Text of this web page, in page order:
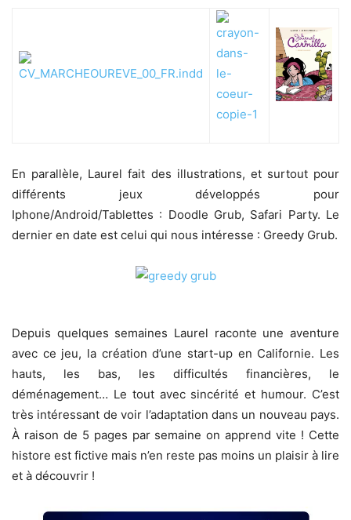
En parallèle, Laurel fait des illustrations, et surtout pour
différents jeux développés pour
Iphone/Android/Tablettes : Doodle Grub, Safari Party. Le
dernier en date est celui qui nous intéresse : Greedy Grub.
Depuis quelques semaines Laurel raconte une aventure
avec ce jeu, la création d’une start-up en Californie. Les
hauts, les bas, les difficultés financières, le
déménagement… Le tout avec sincérité et humour. C’est
très intéressant de voir l’adaptation dans un nouveau pays.
À raison de 5 pages par semaine on apprend vite ! Cette
histore est fictive mais n’en reste pas moins un plaisir à lire
et à découvrir !